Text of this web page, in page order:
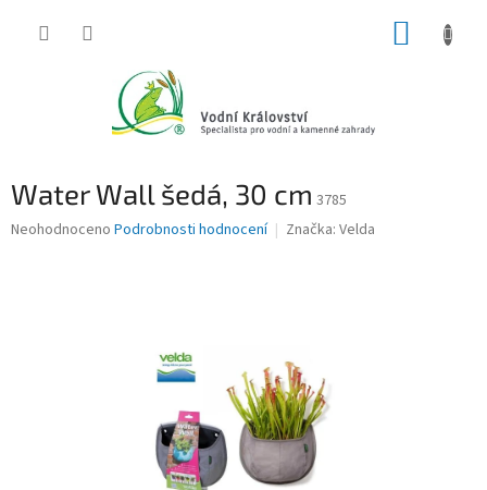
Water Wall šedá, 30 cm 3785
Průměrné
Neohodnoceno Podrobnosti hodnocení Značka: Velda